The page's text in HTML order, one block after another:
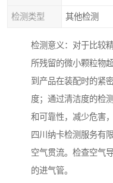
检测类型 其他检测
检测意义：对于比较
所残留的微小颗粒物
到产品在装配时的紧
度；通过清洁度的检
和可靠性，减少危害
四川纳卡检测服务有
空气贯流。检查空气
的进气管。